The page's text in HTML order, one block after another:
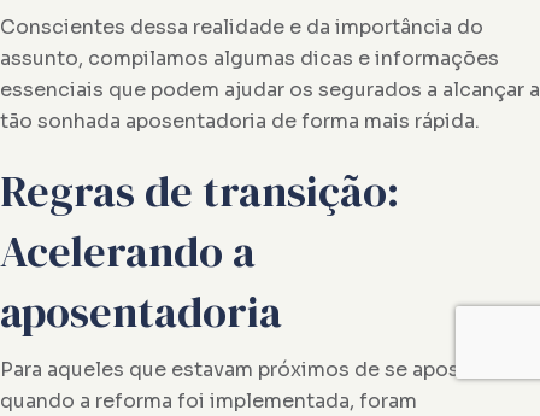
Conscientes dessa realidade e da importância do
assunto, compilamos algumas dicas e informações
essenciais que podem ajudar os segurados a alcançar a
tão sonhada aposentadoria de forma mais rápida.
Regras de transição:
Acelerando a
aposentadoria
Para aqueles que estavam próximos de se aposentar
quando a reforma foi implementada, foram